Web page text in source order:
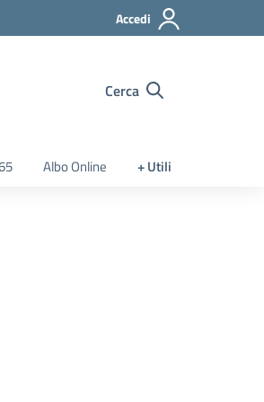
Accedi
Cerca
Albo Online + Utili